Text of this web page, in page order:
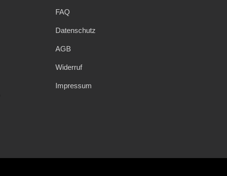
FAQ
Datenschutz
AGB
Widerruf
Impressum